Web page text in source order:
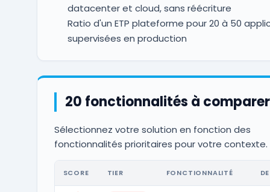
datacenter et cloud, sans réécriture
Ratio d'un ETP plateforme pour 20 à 50
supervisées en production
20 fonctionnalités à comparer
Sélectionnez votre solution en fonction des
fonctionnalités prioritaires pour votre contexte.
SCORE TIER FONCTIONNALITÉ